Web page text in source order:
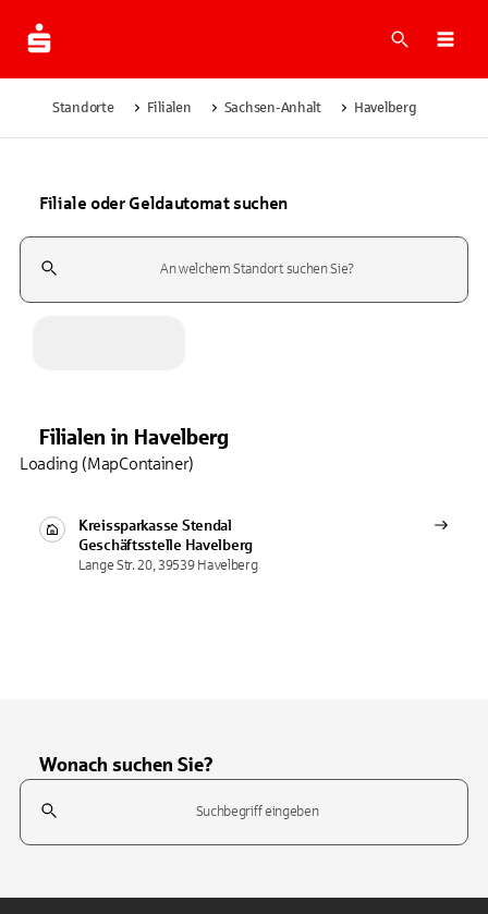
Suche
Standorte Filialen Sachsen-Anhalt Havelberg
Filiale oder Geldautomat suchen
Suchfeld
Filialen in Havelberg
Kreissparkasse Stendal
Geschäftsstelle Havelberg
Lange Str. 20, 39539 Havelberg
Loading (MapContainer)
Wonach suchen Sie?
Suchfeld